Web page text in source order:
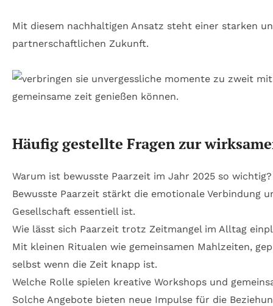
Mit diesem nachhaltigen Ansatz steht einer starken
partnerschaftlichen Zukunft.
Häufig gestellte Fragen zur
Warum ist bewusste Paarzeit im Jahr 2025 so wichtig?
Bewusste Paarzeit stärkt die emotionale Verbindung
Gesellschaft essentiell ist.
Wie lässt sich Paarzeit trotz Zeitmangel im Alltag
Mit kleinen Ritualen wie gemeinsamen Mahlzeiten,
selbst wenn die Zeit knapp ist.
Welche Rolle spielen kreative Workshops und
Solche Angebote bieten neue Impulse für die